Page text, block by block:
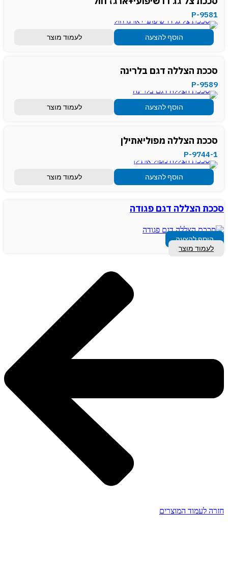
P-9581
הוסף להצעה לעמוד מוצר
סככת הצללה דגם בלרינה
P-9589
הוסף להצעה לעמוד מוצר
סככת הצללה מפוליאתילן
P-9744-1
הוסף להצעה לעמוד מוצר
סככת הצללה דגם פגודה
הוסף להצעה
לעמוד מוצר
חזרה לעמוד המוצרים